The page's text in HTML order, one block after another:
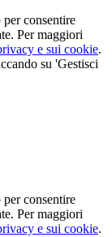
consentire
Per maggiori
e sui cookie.
su 'Gestisci
consentire
Per maggiori
e sui cookie.